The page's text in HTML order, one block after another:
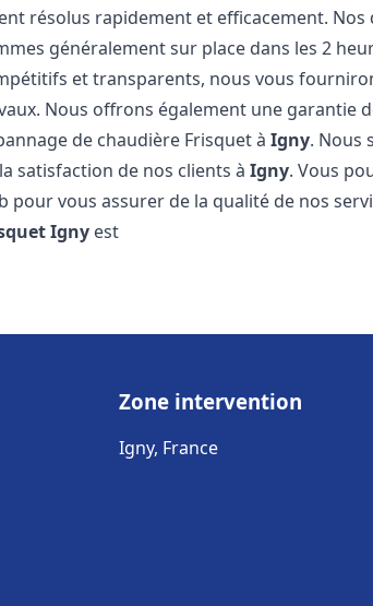
résolus rapidement et efficacement.
généralement sur place dans les 2
et transparents, nous vous
Nous offrons également une garantie
de chaudière Frisquet àIgny. Nous
satisfaction de nos clients àIgny. Vous
pour vous assurer de la qualité de nos
Igny est
Zone intervention
Igny, France